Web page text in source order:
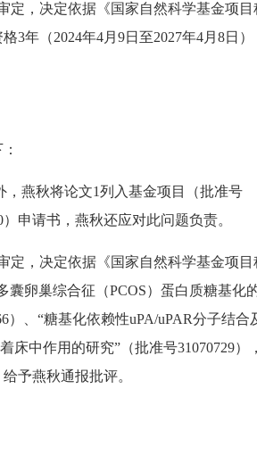
，决定依据《国家自然科学基金项目
3年（2024年4月9日至2027年4月8日）
燕秋将论文1列入基金项目（批准号
申请书，燕秋还应对此问题负责。
，决定依据《国家自然科学基金项目
卵巢综合征（PCOS）蛋白质糖基化
）、“糖基化依赖性uPA/uPAR分子结合
床中作用的研究”（批准号31070729）
予燕秋通报批评。